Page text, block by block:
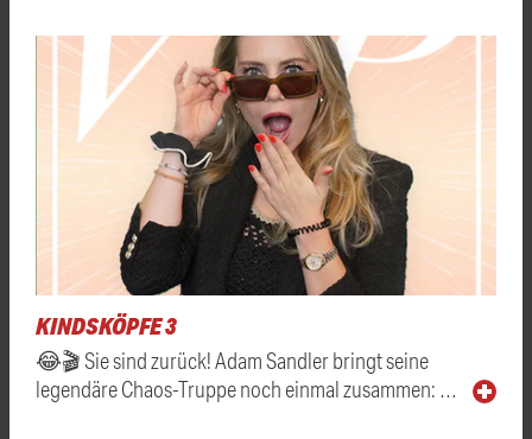
KINDSKÖPFE 3
😂🎬 Sie sind zurück! Adam Sandler bringt seine
legendäre Chaos-Truppe noch einmal zusammen: …